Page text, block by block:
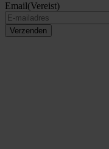
Email(Vereist)
Verzenden